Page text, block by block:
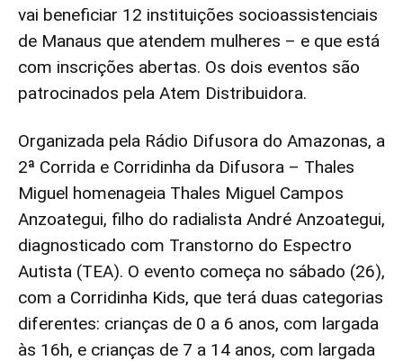
vai beneficiar 12 instituições socioassistenciais
de Manaus que atendem mulheres – e que está
com inscrições abertas. Os dois eventos são
patrocinados pela Atem Distribuidora.
Organizada pela Rádio Difusora do Amazonas, a
2ª Corrida e Corridinha da Difusora – Thales
Miguel homenageia Thales Miguel Campos
Anzoategui, filho do radialista André Anzoategui,
diagnosticado com Transtorno do Espectro
Autista (TEA). O evento começa no sábado (26),
com a Corridinha Kids, que terá duas categorias
diferentes: crianças de 0 a 6 anos, com largada
às 16h, e crianças de 7 a 14 anos, com largada